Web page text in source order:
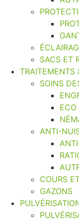
SACS ET
TRAITEMENTS
SOINS
ECO
ANTI-
COURS
GAZONS